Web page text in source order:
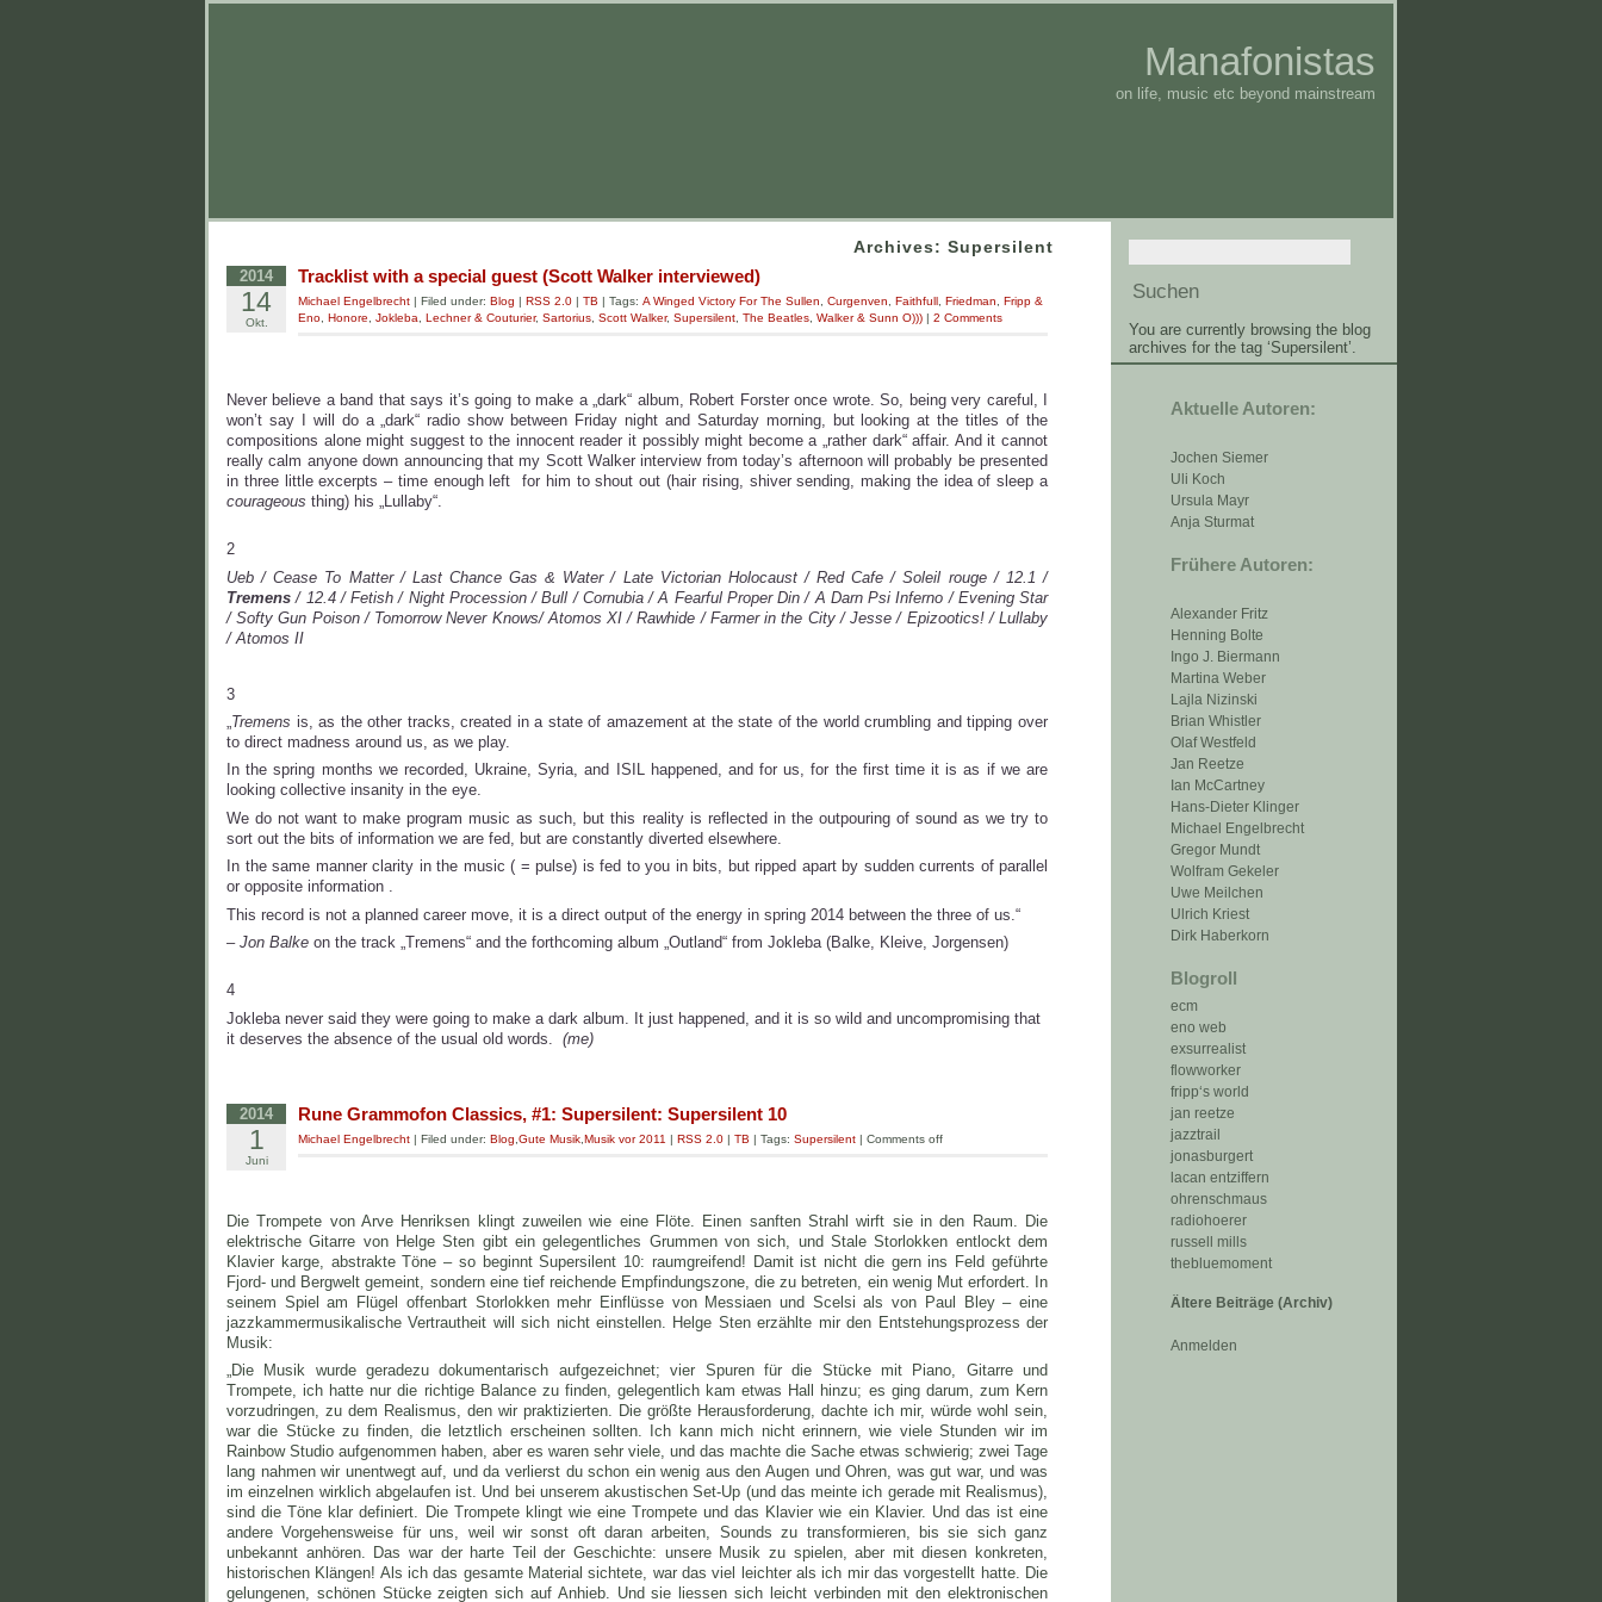
Manafonistas
on life, music etc beyond mainstream
You are currently browsing the blog
archives for the tag ‘Supersilent’.
Aktuelle Autoren:
Jochen Siemer
Uli Koch
Ursula Mayr
Anja Sturmat
Frühere Autoren:
Alexander Fritz
Henning Bolte
Ingo J. Biermann
Martina Weber
Lajla Nizinski
Brian Whistler
Olaf Westfeld
Jan Reetze
Ian McCartney
Hans-Dieter Klinger
Michael Engelbrecht
Gregor Mundt
Wolfram Gekeler
Uwe Meilchen
Ulrich Kriest
Dirk Haberkorn
Blogroll
ecm
eno web
exsurrealist
flowworker
fripp‘s world
jan reetze
jazztrail
jonasburgert
lacan entziffern
ohrenschmaus
radiohoerer
russell mills
thebluemoment
Ältere Beiträge (Archiv)
Anmelden
Archives: Supersilent
2014
14
Okt.
Tracklist with a special guest (Scott Walker interviewed)
Michael Engelbrecht | Filed under: Blog | RSS 2.0 | TB | Tags: A Winged Victory For The Sullen Curgenven Faithfull Friedman
Fripp &
Eno Honore Jokleba Lechner & Couturier, Sartorius Scott Walker, Supersilent The Beatles Walker & Sunn O))) | 2 Comments
Never believe a band that says it’s going to make a „dark“ album, Robert Forster once wrote. So, being very careful, I
won’t say I will do a „dark“ radio show between Friday night and Saturday morning, but looking at the titles of the
compositions alone might suggest to the innocent reader it possibly might become a „rather dark“ affair. And it cannot
really calm anyone down announcing that my Scott Walker interview from today’s afternoon will probably be presented
in three little excerpts – time enough left for him to shout out (hair rising, shiver sending, making the idea of sleep a
courageous thing) his „Lullaby“.
2
Ueb / Cease To Matter / Last Chance Gas & Water / Late Victorian Holocaust / Red Cafe / Soleil rouge / 12.1 /
Tremens / 12.4 / Fetish / Night Procession / Bull / Cornubia / A Fearful Proper Din / A Darn Psi Inferno / Evening Star
/ Softy Gun Poison / Tomorrow Never Knows/ Atomos XI / Rawhide / Farmer in the City / Jesse / Epizootics! / Lullaby
/ Atomos II
3
Tremens is, as the other tracks, created in a state of amazement at the state of the world crumbling and tipping over
to direct madness around us, as we play.
In the spring months we recorded, Ukraine, Syria, and ISIL happened, and for us, for the first time it is as if we are
looking collective insanity in the eye.
We do not want to make program music as such, but this reality is reflected in the outpouring of sound as we try to
sort out the bits of information we are fed, but are constantly diverted elsewhere.
In the same manner clarity in the music ( = pulse) is fed to you in bits, but ripped apart by sudden currents of parallel
or opposite information .
This record is not a planned career move, it is a direct output of the energy in spring 2014 between the three of us.“
– Jon Balke on the track „Tremens“ and the forthcoming album „Outland“ from Jokleba (Balke, Kleive, Jorgensen)
4
Jokleba never said they were going to make a dark album. It just happened, and it is so wild and uncompromising that
it deserves the absence of the usual old words. (me)
2014
1
Juni
Rune Grammofon Classics, #1: Supersilent: Supersilent 10
Michael Engelbrecht | Filed under: Blog Gute Musik Musik vor 2011 | RSS 2.0 | TB | Tags: Supersilent | Comments off
Die Trompete von Arve Henriksen klingt zuweilen wie eine Flöte. Einen sanften Strahl wirft sie in den Raum. Die
elektrische Gitarre von Helge Sten gibt ein gelegentliches Grummen von sich, und Stale Storlokken entlockt dem
Klavier karge, abstrakte Töne – so beginnt Supersilent 10: raumgreifend! Damit ist nicht die gern ins Feld geführte
Fjord- und Bergwelt gemeint, sondern eine tief reichende Empfindungszone, die zu betreten, ein wenig Mut erfordert. In
seinem Spiel am Flügel offenbart Storlokken mehr Einflüsse von Messiaen und Scelsi als von Paul Bley – eine
jazzkammermusikalische Vertrautheit will sich nicht einstellen. Helge Sten erzählte mir den Entstehungsprozess der
Musik:
„Die Musik wurde geradezu dokumentarisch aufgezeichnet; vier Spuren für die Stücke mit Piano, Gitarre und
Trompete, ich hatte nur die richtige Balance zu finden, gelegentlich kam etwas Hall hinzu; es ging darum, zum Kern
vorzudringen, zu dem Realismus, den wir praktizierten. Die größte Herausforderung, dachte ich mir, würde wohl sein,
war die Stücke zu finden, die letztlich erscheinen sollten. Ich kann mich nicht erinnern, wie viele Stunden wir im
Rainbow Studio aufgenommen haben, aber es waren sehr viele, und das machte die Sache etwas schwierig; zwei Tage
lang nahmen wir unentwegt auf, und da verlierst du schon ein wenig aus den Augen und Ohren, was gut war, und was
im einzelnen wirklich abgelaufen ist. Und bei unserem akustischen Set-Up (und das meinte ich gerade mit Realismus),
sind die Töne klar definiert. Die Trompete klingt wie eine Trompete und das Klavier wie ein Klavier. Und das ist eine
andere Vorgehensweise für uns, weil wir sonst oft daran arbeiten, Sounds zu transformieren, bis sie sich ganz
unbekannt anhören. Das war der harte Teil der Geschichte: unsere Musik zu spielen, aber mit diesen konkreten,
historischen Klängen! Als ich das gesamte Material sichtete, war das viel leichter als ich mir das vorgestellt hatte. Die
gelungenen, schönen Stücke zeigten sich auf Anhieb. Und sie liessen sich leicht verbinden mit den elektronischen